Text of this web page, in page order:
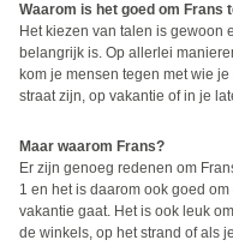
Waarom is het goed om Frans
Het kiezen van talen is gewoon
belangrijk is. Op allerlei
kom je mensen tegen met wie
straat zijn, op vakantie of in je
Maar waarom Frans?
Er zijn genoeg redenen om
1 en het is daarom ook goed
vakantie gaat. Het is ook leuk
de winkels, op het strand of als